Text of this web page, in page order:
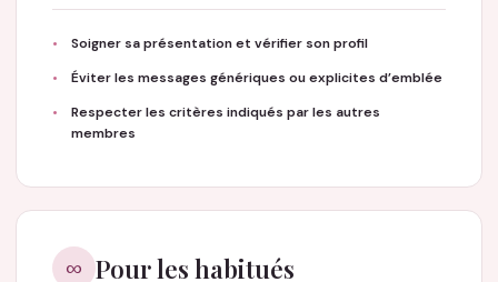
Soigner sa présentation et vérifier son profil
Éviter les messages génériques ou explicites d’emblée
Respecter les critères indiqués par les autres
membres
∞ Pour les habitués